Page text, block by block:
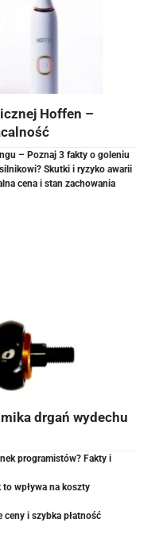
Hoffen –
– Poznaj 3 fakty o goleniu
Skutki i ryzyko awarii
cena i stan zachowania
drgań wydechu
programistów? Fakty i
wpływa na koszty
i szybka płatność